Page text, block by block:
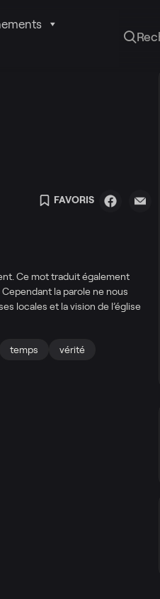
FAVORIS
Ce mot traduit également
la parole ne nous
locales et la vision de l’église
temps
vérité